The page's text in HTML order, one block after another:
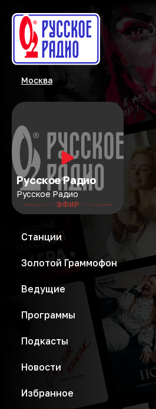
Москва
Русское Радио
Русское Радио
ЭФИР
Станции
Золотой Граммофон
Ведущие
Программы
Подкасты
Новости
Избранное